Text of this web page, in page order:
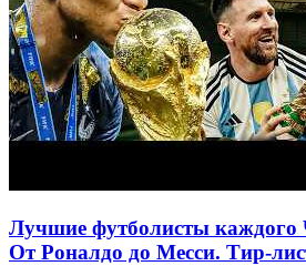
Лучшие футболисты каждого
От Роналдо до Месси. Тир-